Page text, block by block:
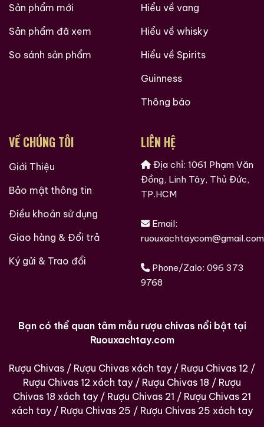
Đây không phải kiểu whisky bộc phát cá tính mạnh
Whisky của sự hài hòa – triết lý cốt lõi
Thông tin cơ bản (ước lệ theo dòng Granville):
Dung tích phổ biến: 700ml
Nồng độ cồn: khoảng 43% ABV
5. Ghi chú nếm thử – nhẹ nhàng, cổ điển, chuẩn
mực
Màu sắc
Vàng hổ phách sáng, trong và đều, phản ánh phong
Mật ong nhẹ
Một chút gỗ sồi mềm
Hương không phức tạp nhưng rất “đúng kiểu” whisky
Sản phẩm mới
Sản phẩm đã xem
So sánh sản phẩm
Hiểu về vang
Hiểu về whisky
Hiểu về Spirits
Guinness
Thông báo
VỀ CHÚNG TÔI
Giới Thiệu
Bảo mật thông tin
Điều khoản sử dụng
Giao hàng & Đổi trả
Ký gửi & Trao đổi
LIÊN HỆ
Địa chỉ: 1061 Phạm Văn
Đồng, Linh Tây, Thủ Đức,
TP.HCM
Email:
ruouxachtaycom@gmail.com
Phone/Zalo: 096 373
9768
Bạn có thể quan tâm mẫu rượu chivas nổi bật tại
Ruouxachtay.com
Rượu Chivas / Rượu Chivas xách tay / Rượu Chivas 12 /
Rượu Chivas 12 xách tay / Rượu Chivas 18 / Rượu
Chivas 18 xách tay / Rượu Chivas 21 / Rượu Chivas 21
xách tay / Rượu Chivas 25 / Rượu Chivas 25 xách tay